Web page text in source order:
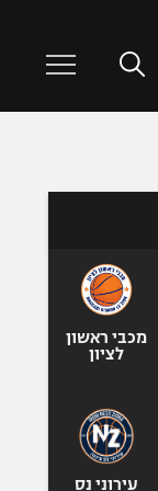
מכבי ראשון
לציון
עירוני נס